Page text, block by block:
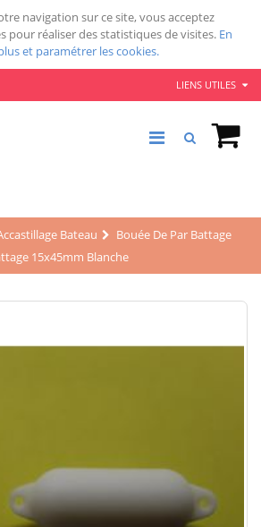
navigation sur ce site, vous acceptez
pour réaliser des statistiques de visites. En
et paramétrer les cookies.
LIENS UTILES
Bateau
Bouée De Par Battage
15x45mm Blanche